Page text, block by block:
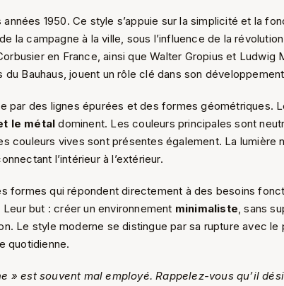
1950. Ce style s’appuie sur la simplicité et la
la campagne à la ville, sous l’influence de la
en France, ainsi que Walter Gropius et Ludwig
du Bauhaus, jouent un rôle clé dans son
par des lignes épurées et des formes géométriques.
le métal dominent. Les couleurs principales sont
couleurs vives sont présentes également. La lumière
l’intérieur à l’extérieur.
formes qui répondent directement à des besoins
but : créer un environnement minimaliste, sans
Le style moderne se distingue par sa rupture avec le
quotidienne.
» est souvent mal employé. Rappelez-vous qu’il